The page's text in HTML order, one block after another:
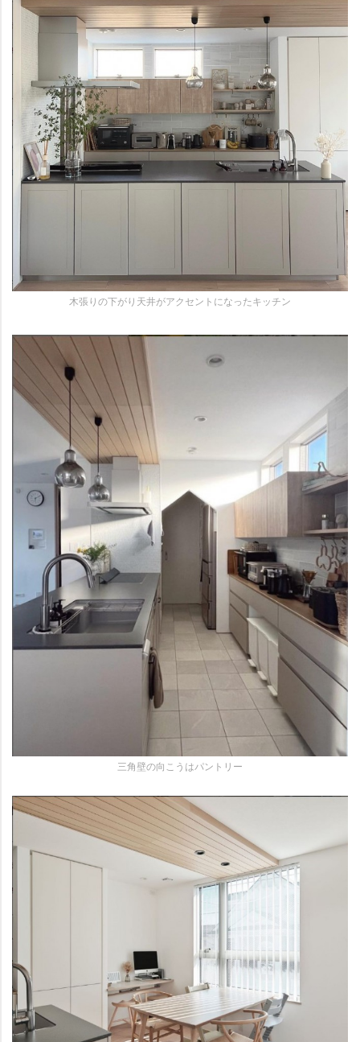
木張りの下がり天井がアクセントになったキッチン
三角壁の向こうはパントリー